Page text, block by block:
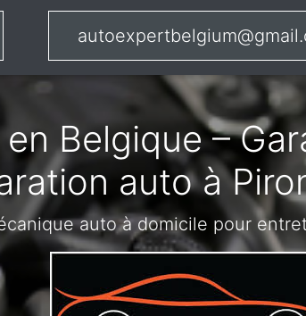
Belgique –
auto à
auto à domicile pour